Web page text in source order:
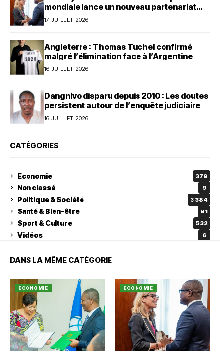
mondiale lance un nouveau partenariat
avec le Bénin
17 JUILLET 2026
Angleterre : Thomas Tuchel confirmé
malgré l’élimination face à l’Argentine
16 JUILLET 2026
Dangnivo disparu depuis 2010 : Les doutes
persistent autour de l’enquête judiciaire
16 JUILLET 2026
CATÉGORIES
Economie 379
Non classé 9
Politique & Société 3 384
Santé & Bien-être 91
Sport & Culture 532
Vidéos 6
DANS LA MÊME CATÉGORIE
ECONOMIE ECONOMIE